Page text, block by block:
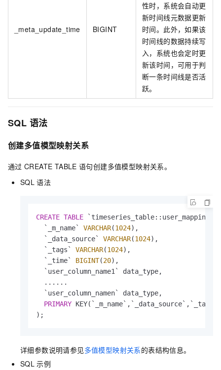
_meta_update_time BIGINT
性时，系统会自动更
新时间线元数据更新
时间。此外，如果该
时间线的数据持续写
入，系统也会定时更
新该时间，可用于判
断一条时间线是否活
跃。
SQL 语法
创建多值模型映射关系
通过 CREATE TABLE 语句创建多值模型映射关系。
SQL 语法
CREATE TABLE
  `_m_name`
VARCHAR(1024),
  `_data_source`
VARCHAR(1024),
  `_tags`
VARCHAR(1024),
  `_time`
BIGINT(20),
  `user_column_name1` data_type,
  ......
  `user_column_namen` data_type,
PRIMARY
);
详细参数说明请参见多值模型映射关系的表结构信息。
SQL 示例